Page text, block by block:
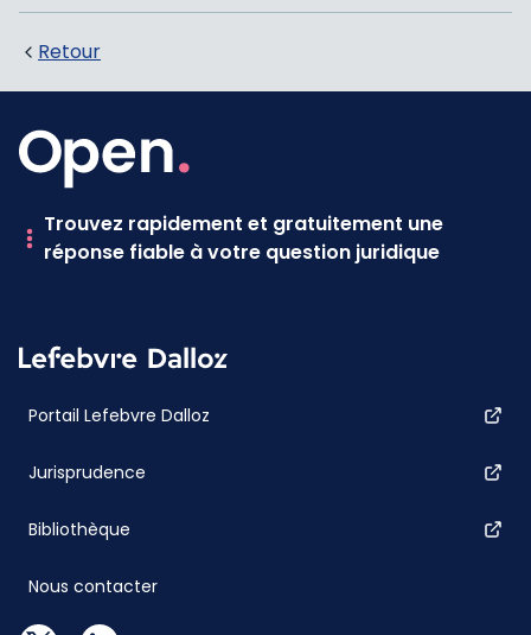
Retour
Trouvez rapidement et gratuitement une
réponse fiable à votre question juridique
Portail Lefebvre Dalloz
Jurisprudence
Bibliothèque
Nous contacter